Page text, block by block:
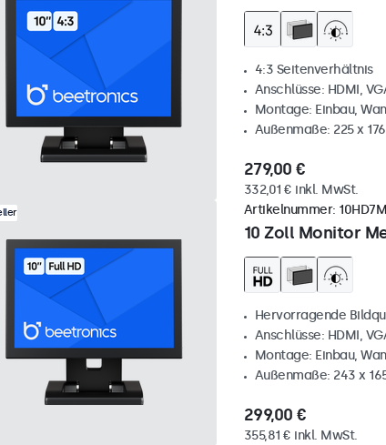
4:3 Seitenverhältnis
Anschlüsse: HDMI,
Montage: Einbau,
Außenmaße: 225 x
279,00 €
332,01 € inkl. MwSt.
10 Zoll Monitor
Artikelnummer: 10HD7M
Hervorragende
Anschlüsse: HDMI,
Montage: Einbau,
Außenmaße: 243 x
299,00 €
355,81 € inkl. MwSt.